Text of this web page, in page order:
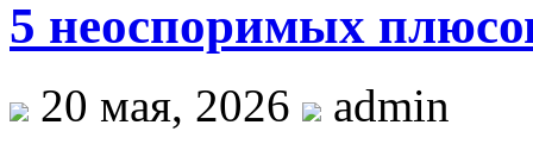
5 неоспоримых
20 мая, 2026
admin